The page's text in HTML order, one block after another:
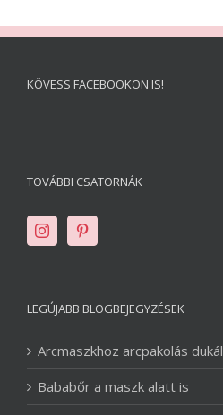
KÖVESS FACEBOOKON IS!
TOVÁBBI CSATORNÁK
LEGÚJABB BLOGBEJEGYZÉSEK
Arcmaszkhoz arcpakolás dukál
Bababőr a maszk alatt is